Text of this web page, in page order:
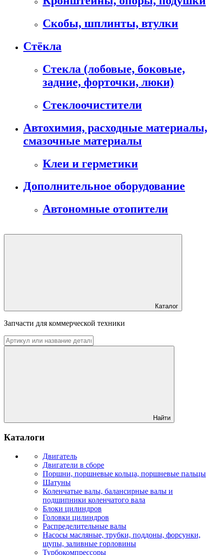
Скобы, шплинты, втулки
Стёкла
Стекла (лобовые, боковые,
задние, форточки, люки)
Стеклоочистители
Автохимия, расходные материалы,
смазочные материалы
Клеи и герметики
Дополнительное оборудование
Автономные отопители
Каталог
Запчасти для коммерческой техники
Найти
Каталоги
Двигатель
Двигатели в сборе
Поршни, поршневые кольца, поршневые пальцы
Шатуны
Коленчатые валы, балансирные валы и
подшипники коленчатого вала
Блоки цилиндров
Головки цилиндров
Распределительные валы
Насосы масляные, трубки, поддоны, форсунки,
щупы, заливные горловины
Турбокомпрессоры